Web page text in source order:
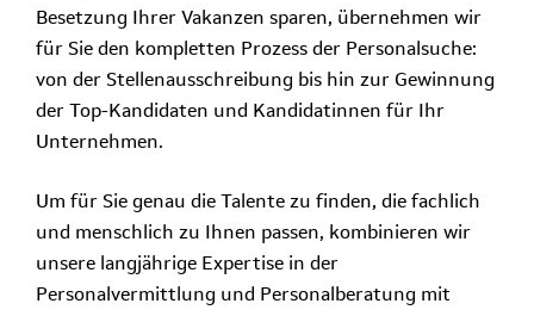
Besetzung Ihrer Vakanzen sparen, übernehmen wir
für Sie den kompletten Prozess der Personalsuche:
von der Stellenausschreibung bis hin zur Gewinnung
der Top-Kandidaten und Kandidatinnen für Ihr
Unternehmen.
Um für Sie genau die Talente zu finden, die fachlich
und menschlich zu Ihnen passen, kombinieren wir
unsere langjährige Expertise in der
Personalvermittlung und Personalberatung mit